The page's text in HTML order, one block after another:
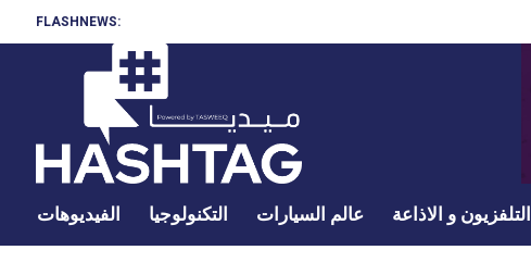
FLASHNEWS:
الفيديوهات التكنولوجيا عالم السيارات التلفزيون و الاذاعة